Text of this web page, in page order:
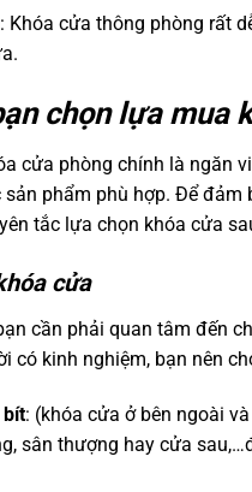
Khóa cửa thông phòng rất
chọn lựa mua
cửa phòng chính là ngăn
phẩm phù hợp. Để đảm
tắc lựa chọn khóa cửa
cửa
cần phải quan tâm đến
có kinh nghiệm, bạn nên
bít: (khóa cửa ở bên ngoài
sân thượng hay cửa